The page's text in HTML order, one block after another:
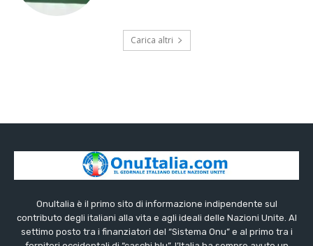
Carica altri
OnuItalia è il primo sito di informazione indipendente sul
contributo degli italiani alla vita e agli ideali delle Nazioni Unite. Al
settimo posto tra i finanziatori del “Sistema Onu” e al primo tra i